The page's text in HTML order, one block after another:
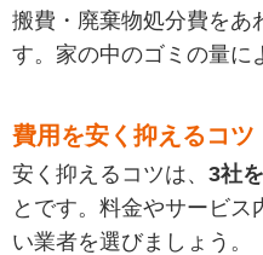
搬費・廃棄物処分費をあ
す。家の中のゴミの量に
費用を安く抑えるコ
安く抑えるコツは、 3社
とです。料金やサービス
い業者を選びましょう。